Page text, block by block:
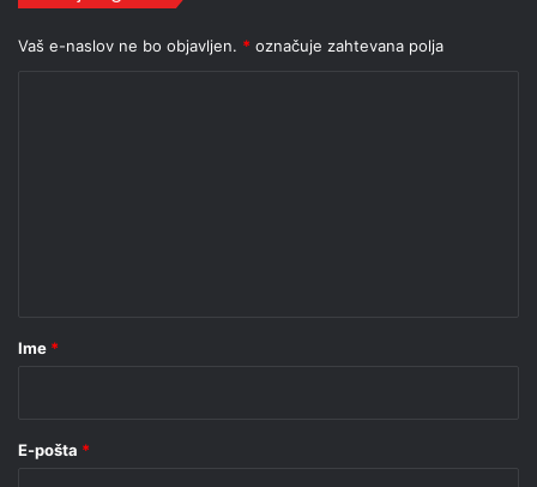
Vaš e-naslov ne bo objavljen. * označuje zahtevana polja
rIme *
E-pošta *